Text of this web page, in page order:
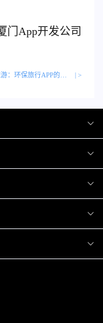
门 App开发公司
| >